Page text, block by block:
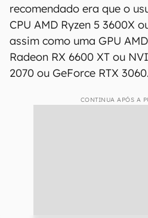
recomendado era que o
CPU AMD Ryzen 5 3600X
assim como uma GPU
Radeon RX 6600 XT ou
2070 ou GeForce RTX 3060.
CONTINUA APÓS A